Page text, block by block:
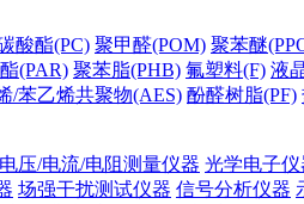
酸酯(PC) 聚甲醛(POM) 聚苯醚
(PAR) 聚苯脂(PHB) 氟塑料(F) 液
/苯乙烯共聚物(AES) 酚醛树脂(PF)
电压/电流/电阻测量仪器 光学电子仪
场强干扰测试仪器 信号分析仪器